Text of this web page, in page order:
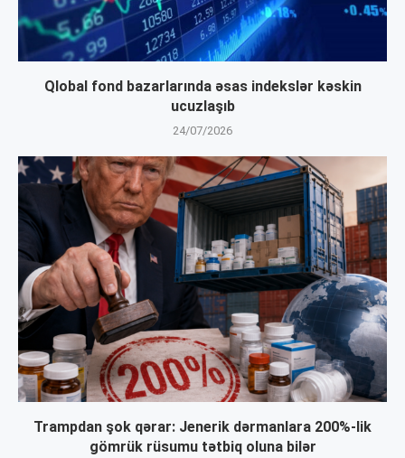
Qlobal fond bazarlarında əsas indekslər kəskin
ucuzlaşıb
24/07/2026
Trampdan şok qərar: Jenerik dərmanlara 200%-lik
gömrük rüsumu tətbiq oluna bilər